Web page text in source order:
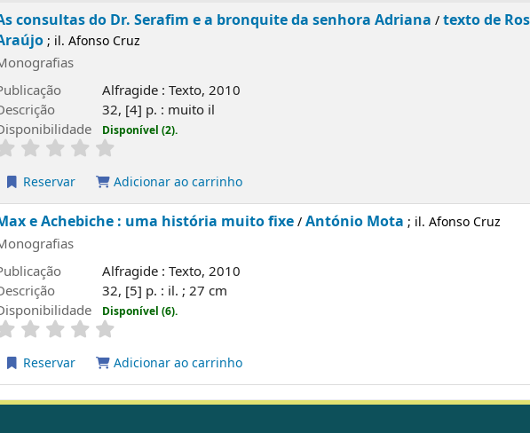
consultas do Dr. Serafim e a bronquite da senhora Adriana /texto de
; il. Afonso Cruz
Alfragide : Texto, 2010
32, [4] p. : muito il
Disponível (2).
Reservar Adicionar ao carrinho
e Achebiche : uma história muito fixe/António Mota ; il. Afonso Cruz
Alfragide : Texto, 2010
32, [5] p. : il. ; 27 cm
Disponível (6).
Reservar Adicionar ao carrinho